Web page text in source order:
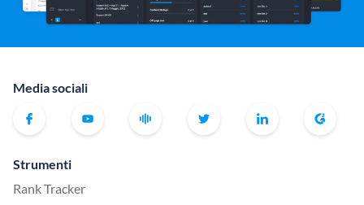
Media sociali
Strumenti
Rank Tracker